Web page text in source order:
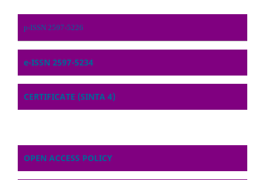
p-ISSN 2597-5226
e-ISSN 2597-5234
CERTIFICATE (SINTA 4)
OPEN ACCESS POLICY